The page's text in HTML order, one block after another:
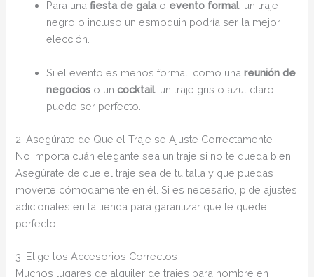
Para unafiesta de galao evento formal, un traje
negro o incluso un esmoquin podría ser la mejor
elección.
Si el evento es menos formal, como unareunión de
negocios o uncocktail, un traje gris o azul claro
puede ser perfecto.
2. Asegúrate de Que el Traje se Ajuste Correctamente
No importa cuán elegante sea un traje si no te queda bien.
Asegúrate de que el traje sea de tu talla y que puedas
moverte cómodamente en él. Si es necesario, pide ajustes
adicionales en la tienda para garantizar que te quede
perfecto.
3. Elige los Accesorios Correctos
Muchos lugares de alquiler de trajes para hombre en